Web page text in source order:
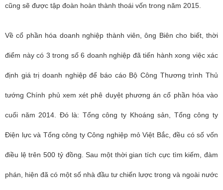
cũng sẽ được tập đoàn hoàn thành thoái vốn trong năm 2015.
Về cổ phần hóa doanh nghiệp thành viên, ông Biên cho biết, thời
điểm này có 3 trong số 6 doanh nghiệp đã tiến hành xong việc xác
định giá trị doanh nghiệp để báo cáo Bộ Công Thương trình Thủ
tướng Chính phủ xem xét phê duyệt phương án cổ phần hóa vào
cuối năm 2014. Đó là: Tổng công ty Khoáng sản, Tổng công ty
Điện lực và Tổng công ty Công nghiệp mỏ Việt Bắc, đều có số vốn
điều lệ trên 500 tỷ đồng. Sau một thời gian tích cực tìm kiếm, đàm
phán, hiện đã có một số nhà đầu tư chiến lược trong và ngoài nước